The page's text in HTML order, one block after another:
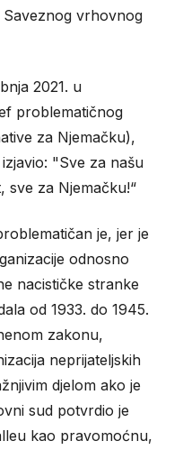
vrhovnog
2021. u
problematičnog
za Njemačku),
"Sve za našu
sve za Njemačku!“
je, jer je
odnosno
nacističke stranke
od 1933. do 1945.
zakonu,
neprijateljskih
djelom ako je
sud potvrdio je
kao pravomoćnu,